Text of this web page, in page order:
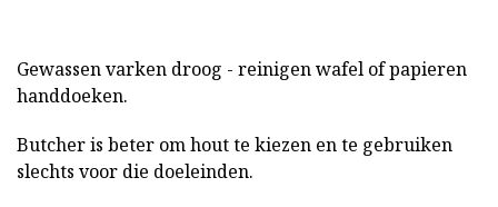
Gewassen varken droog - reinigen wafel of papieren
handdoeken.
Butcher is beter om hout te kiezen en te gebruiken
slechts voor die doeleinden.